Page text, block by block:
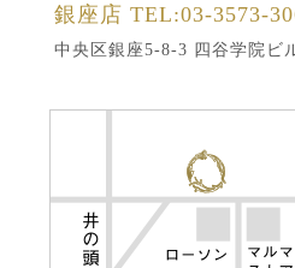
銀座店 TEL:03-3573-
中央区銀座5-8-3 四谷学院ビ